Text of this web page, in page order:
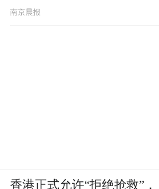
南京晨报
香港正式允许“拒绝抢救”，